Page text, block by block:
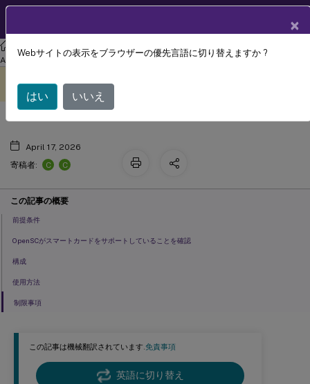
リナックス バーチャル デリバリー エージェント
Linux Virtual Delivery
Agent 2204
この記事は機械翻訳されています.免責事項
英語に切り替え
翻訳されています。
スマートカード
April 17, 2026
寄稿者:
C C
この記事の概要
前提条件
OpenSCがスマートカードをサポートしていることを確認
構成
使用方法
制限事項
×
Webサイトの表示をブラウザーの優先言語に切り替えますか ?
はい いいえ